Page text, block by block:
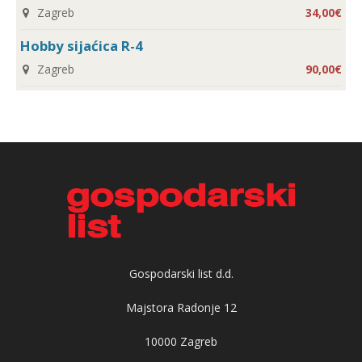
Zagreb 34,00€
Hobby sijaćica R-4
Zagreb 90,00€
Gospodarski list d.d.
Majstora Radonje 12
10000 Zagreb